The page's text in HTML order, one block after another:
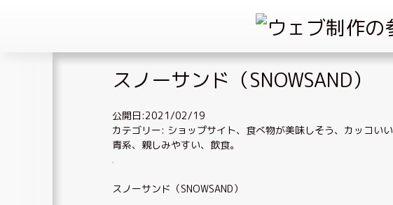
Skip
to
content
スノーサンド（SNOWSAND）
公開日:2021/02/19
カテゴリー: ショップサイト、 食べ物が美味しそう、 カッコいい
青系、 親しみやすい、 飲食。
スノーサンド（SNOWSAND）